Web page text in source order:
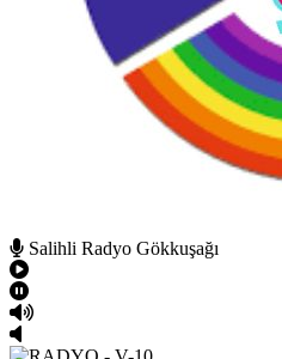
Salihli Radyo Gökkuşağı